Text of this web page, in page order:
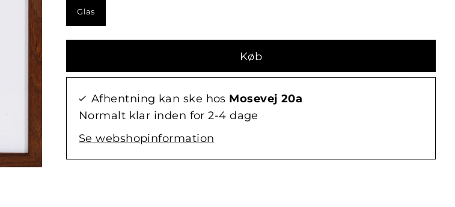
Glas
Afhentning kan ske hos Mosevej 20a
Normalt klar inden for 2-4 dage
Se webshopinformation